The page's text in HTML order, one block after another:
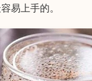
易上手的。